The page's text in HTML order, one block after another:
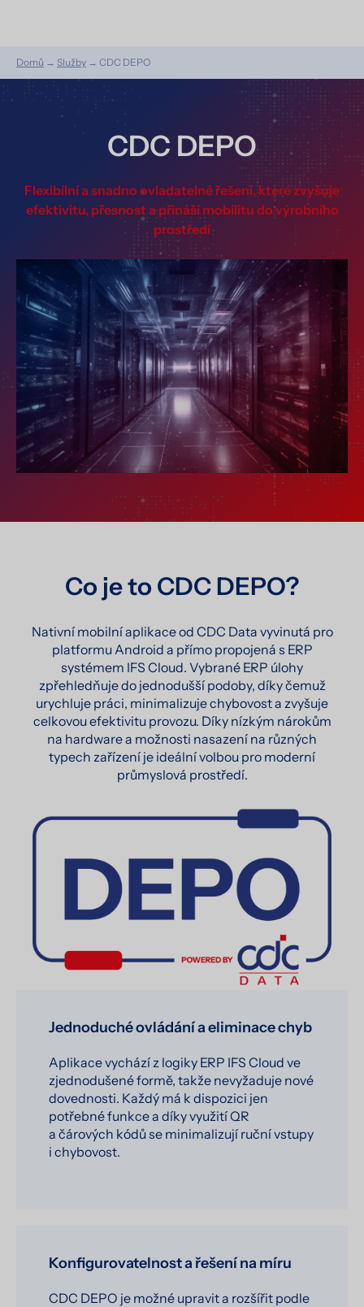
Domů → Služby → CDC DEPO
CDC DEPO
Flexibilní a snadno ovladatelné řešení, které zvyšuje
efektivitu, přesnost a přináší mobilitu do výrobního
prostředí
Co je to CDC DEPO?
Nativní mobilní aplikace od CDC Data vyvinutá pro
platformu Android a přímo propojená s ERP
systémem IFS Cloud. Vybrané ERP úlohy
zpřehledňuje do jednodušší podoby, díky čemuž
urychluje práci, minimalizuje chybovost a zvyšuje
celkovou efektivitu provozu. Díky nízkým nárokům
na hardware a možnosti nasazení na různých
typech zařízení je ideální volbou pro moderní
průmyslová prostředí.
Jednoduché ovládání a eliminace chyb
Aplikace vychází z logiky ERP IFS Cloud ve
zjednodušené formě, takže nevyžaduje nové
dovednosti. Každý má k dispozici jen
potřebné funkce a díky využití QR
a čárových kódů se minimalizují ruční vstupy
i chybovost.
Konfigurovatelnost a řešení na míru
CDC DEPO je možné upravit a rozšířit podle